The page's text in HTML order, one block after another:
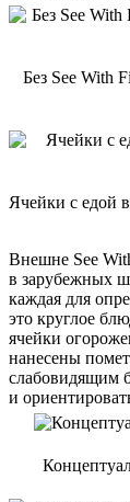
Без See With
Ячейки с едой
Внешне See
в зарубежных
каждая для
это круглое
ячейки
нанесены
слабовидящим
и